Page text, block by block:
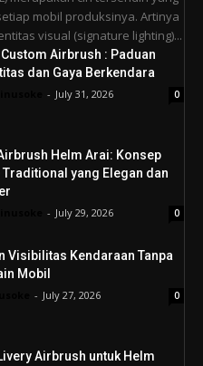
mobil produksinya. Artinya
visual (signature lighting)...
Airbrush : Paduan
dan Gaya Berkendara
- July 31, 2026 0
Helm Arai: Konsep
yang Elegan dan
- July 29, 2026 0
Visibilitas Kendaraan Tanpa
Mobil
- July 27, 2026 0
Airbrush untuk Helm